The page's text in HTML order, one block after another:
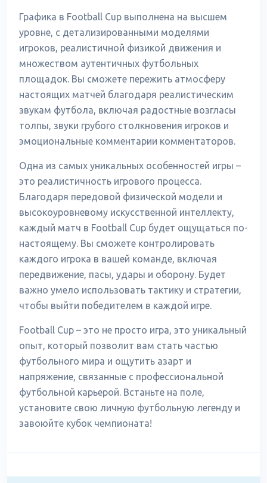
Графика в Football Cup выполнена на высшем
уровне, с детализированными моделями
игроков, реалистичной физикой движения и
множеством аутентичных футбольных
площадок. Вы сможете пережить атмосферу
настоящих матчей благодаря реалистическим
звукам футбола, включая радостные возгласы
толпы, звуки грубого столкновения игроков и
эмоциональные комментарии комментаторов.
Одна из самых уникальных особенностей игры –
это реалистичность игрового процесса.
Благодаря передовой физической модели и
высокоуровневому искусственной интеллекту,
каждый матч в Football Cup будет ощущаться по-
настоящему. Вы сможете контролировать
каждого игрока в вашей команде, включая
передвижение, пасы, удары и оборону. Будет
важно умело использовать тактику и стратегии,
чтобы выйти победителем в каждой игре.
Football Cup – это не просто игра, это уникальный
опыт, который позволит вам стать частью
футбольного мира и ощутить азарт и
напряжение, связанные с профессиональной
футбольной карьерой. Встаньте на поле,
установите свою личную футбольную легенду и
завоюйте кубок чемпионата!